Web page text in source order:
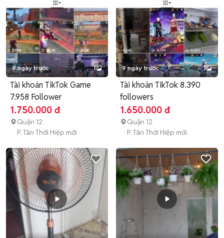
9 ngày trước 1
Tài khoản TikTok Game
7.958 Follower
1.750.000 đ
Quận 12
P. Tân Thới Hiệp mới
9 ngày trước 1
Tài khoản TikTok 8.390
followers
1.650.000 đ
Quận 12
P. Tân Thới Hiệp mới